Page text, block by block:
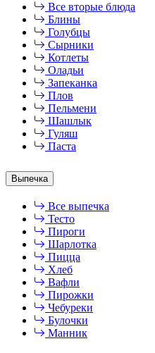
Все вторые блюда
Блины
Голубцы
Сырники
Котлеты
Оладьи
Запеканка
Плов
Пельмени
Шашлык
Гуляш
Паста
Выпечка
Все выпечка
Тесто
Пироги
Шарлотка
Пицца
Хлеб
Вафли
Пирожки
Чебуреки
Булочки
Манник